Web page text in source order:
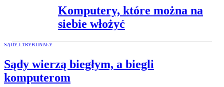
Komputery, które można na
siebie włożyć
SĄDY I TRYBUNAŁY
Sądy wierzą biegłym, a biegli
komputerom